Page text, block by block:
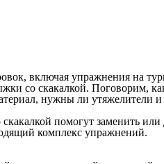
включая упражнения на
со скакалкой. Поговорим,
нужны ли утяжелители и
помогут заменить
комплекс упражнений.